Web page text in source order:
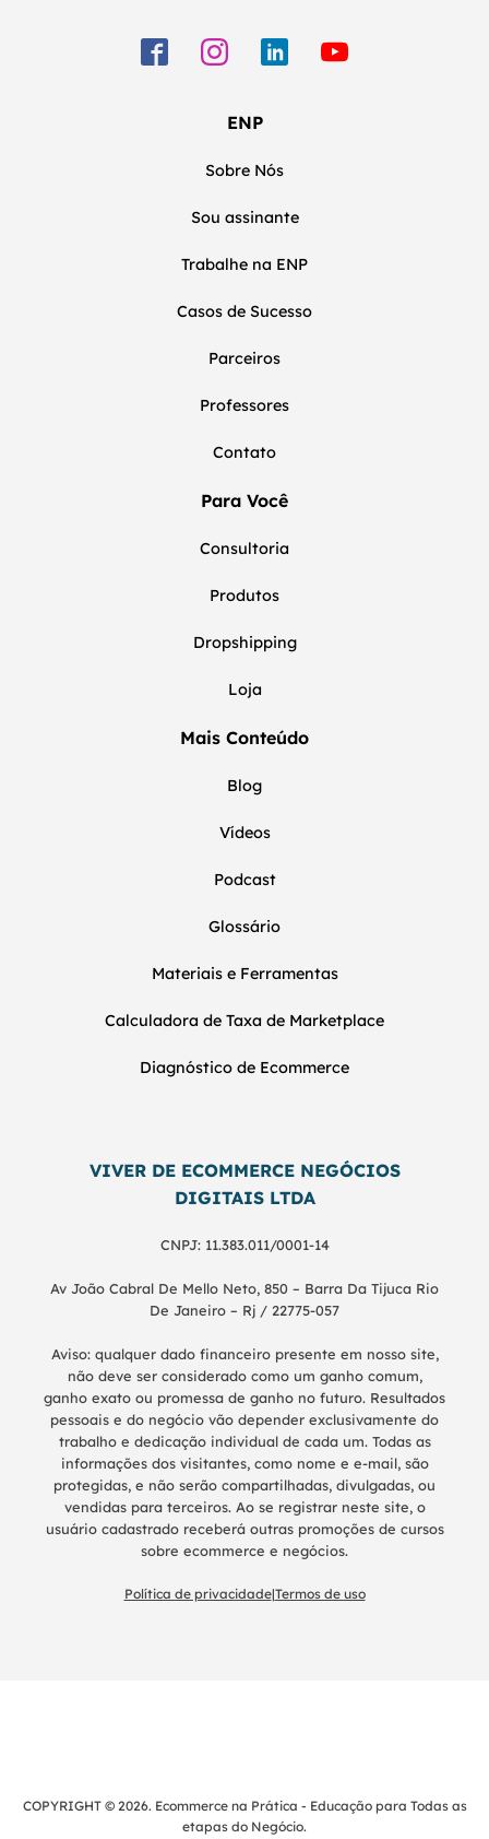
ENP
Sobre Nós
Sou assinante
Trabalhe na ENP
Casos de Sucesso
Parceiros
Professores
Contato
Para Você
Consultoria
Produtos
Dropshipping
Loja
Mais Conteúdo
Blog
Vídeos
Podcast
Glossário
Materiais e Ferramentas
Calculadora de Taxa de Marketplace
Diagnóstico de Ecommerce
VIVER DE ECOMMERCE NEGÓCIOS
DIGITAIS LTDA
CNPJ: 11.383.011/0001-14
Av João Cabral De Mello Neto, 850 – Barra Da Tijuca Rio
De Janeiro – Rj / 22775-057
Aviso: qualquer dado financeiro presente em nosso site,
não deve ser considerado como um ganho comum,
ganho exato ou promessa de ganho no futuro. Resultados
pessoais e do negócio vão depender exclusivamente do
trabalho e dedicação individual de cada um. Todas as
informações dos visitantes, como nome e e-mail, são
protegidas, e não serão compartilhadas, divulgadas, ou
vendidas para terceiros. Ao se registrar neste site, o
usuário cadastrado receberá outras promoções de cursos
sobre ecommerce e negócios.
Política de privacidade|Termos de uso
COPYRIGHT © 2026. Ecommerce na Prática - Educação para Todas as
etapas do Negócio.